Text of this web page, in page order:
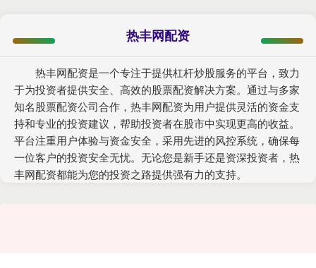
热丰网配资
热丰网配资是一个专注于提供杠杆炒股服务的平台，致力
于为投资者提供安全、高效的股票配资解决方案。通过与多家
知名股票配资公司合作，热丰网配资为用户提供灵活的资金支
持和专业的投资建议，帮助投资者在股市中实现更高的收益。
平台注重用户体验与资金安全，采用先进的风控系统，确保每
一位客户的投资安全无忧。无论您是新手还是资深投资者，热
丰网配资都能为您的投资之路提供强有力的支持。